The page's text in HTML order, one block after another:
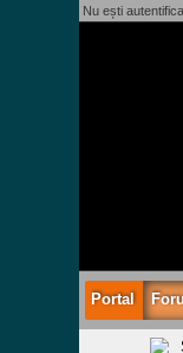
Nu ești
Portal